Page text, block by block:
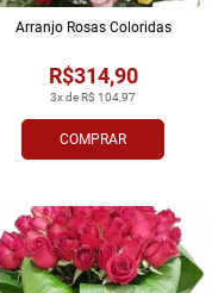
COMPRAR
3x de R$ 104,97
R$314,90
Arranjo Rosas Coloridas